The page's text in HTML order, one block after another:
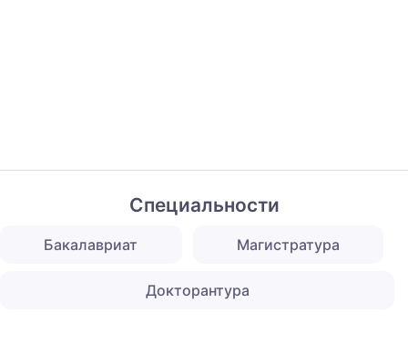
Специальности
Бакалавриат Магистратура
Докторантура